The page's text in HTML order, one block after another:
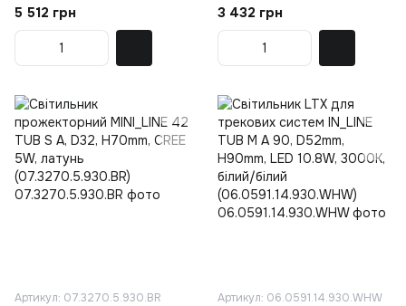
W30mm, H37mm, чорний
(06.SS300.BK)
5 512 грн
H70mm, CREE 5W, хром
(07.3270.5.930.CR)
3 432 грн
Артикул: 07.3270.5.930.BR Артикул: 06.0591.14.930.WHW